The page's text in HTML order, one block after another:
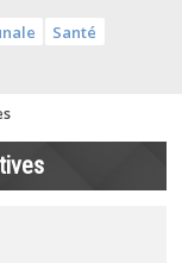
Santé